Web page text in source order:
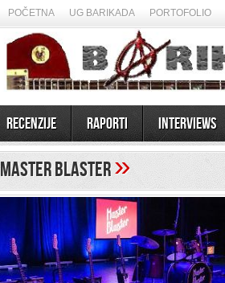
POČETNA UG BARIKADA PORTOFOLIO
Recenzije Raporti Interviews
Master Blaster»